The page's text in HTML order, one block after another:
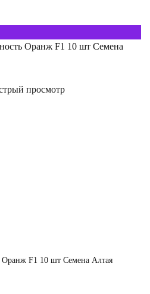
просмотр
F1 10 шт Семена Алтая